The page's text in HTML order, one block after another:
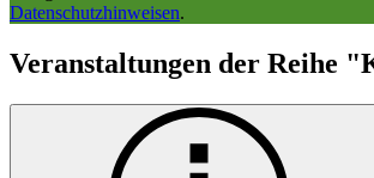
Datenschutzhinweisen.
Veranstaltungen der Reihe